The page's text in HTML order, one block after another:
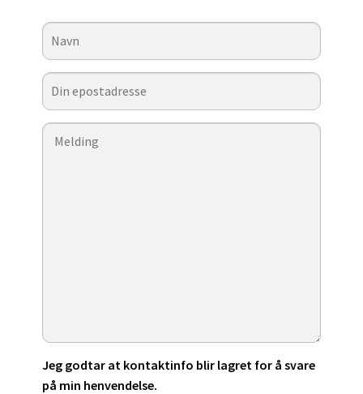
Jeg godtar at kontaktinfo blir lagret for å svare
på min henvendelse.